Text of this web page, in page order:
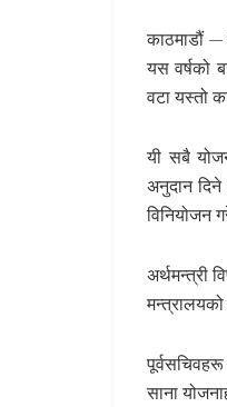
काठमाडौं
यस वर्षको
वटा यस्तो
यी सबै
अनुदान
विनियोजन
अर्थमन्त्री
साना